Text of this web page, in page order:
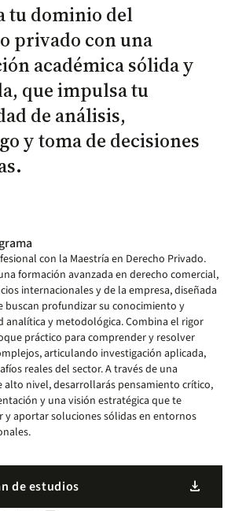
tu dominio del
privado con una
académica sólida y
que impulsa tu
de análisis,
y toma de decisiones
con la Maestría en Derecho Privado.
formación avanzada en derecho comercial,
internacionales y de la empresa, diseñada
buscan profundizar su conocimiento y
analítica y metodológica. Combina el rigor
práctico para comprender y resolver
articulando investigación aplicada,
reales del sector. A través de una
alto nivel, desarrollarás pensamiento crítico,
y una visión estratégica que te
aportar soluciones sólidas en entornos
de estudios download